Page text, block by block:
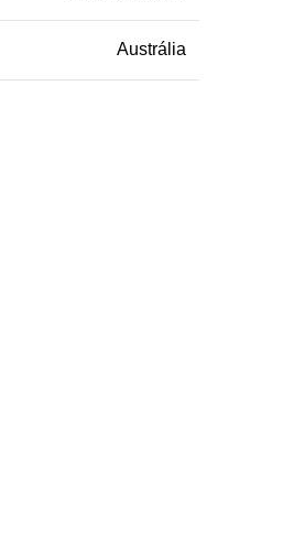
Austrália